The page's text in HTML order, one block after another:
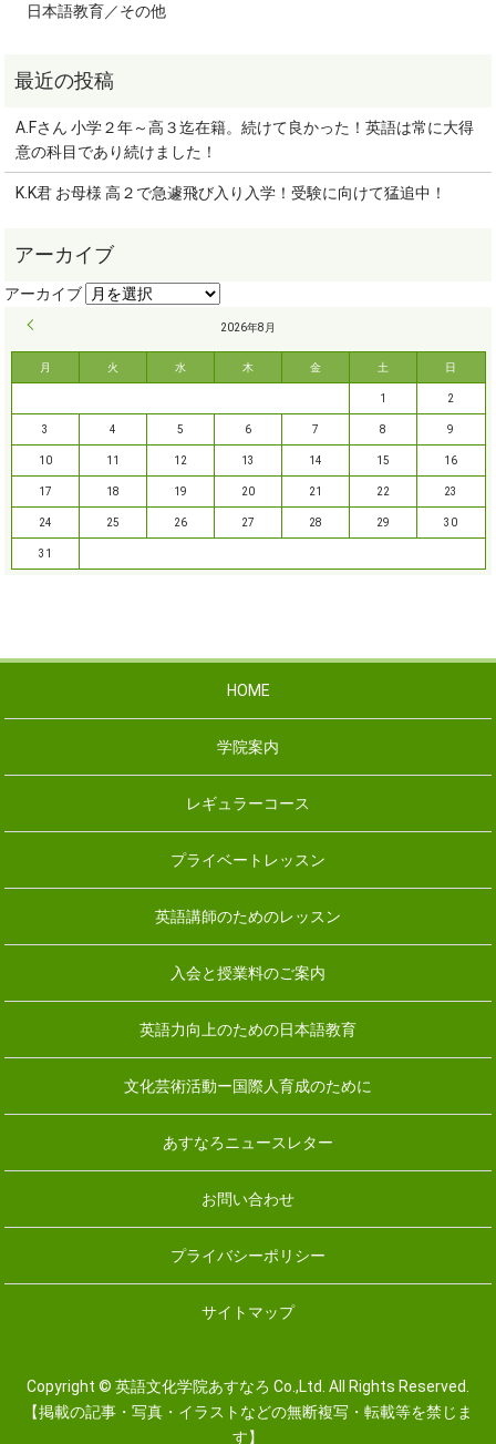
日本語教育／その他
A.Fさん 小学２年～高３迄在籍。続けて良かった！英語は常に大得
意の科目であり続けました！
K.K君 お母様 高２で急遽飛び入り入学！受験に向けて猛追中！
2026年8月
月 火 水 木 金 土 日
1 2
3 4 5 6 7 8 9
10 11 12 13 14 15 16
17 18 19 20 21 22 23
24 25 26 27 28 29 30
31
HOME
学院案内
レギュラーコース
プライベートレッスン
英語講師のためのレッスン
入会と授業料のご案内
英語力向上のための日本語教育
文化芸術活動ー国際人育成のために
あすなろニュースレター
お問い合わせ
プライバシーポリシー
サイトマップ
Copyright © 英語文化学院あすなろ Co.,Ltd. All Rights Reserved.
【掲載の記事・写真・イラストなどの無断複写・転載等を禁じま
す】